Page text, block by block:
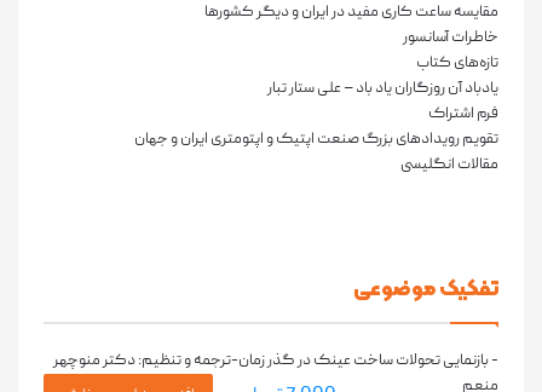
مقایسه ساعت کاری مفید در ایران و دیگر کشورها
خاطرات آسانسور
تازه‌های کتاب
یادباد آن روزگاران یاد باد – علی ستار تبار
فرم اشتراک
تقویم رویدادهای بزرگ صنعت اپتیک و اپتومتری ایران و جهان
مقالات انگلیسی
تفکیک موضوعی
- بازنمایی تحولات ساخت عینک در گذر زمان-ترجمه و تنظیم: دکتر منوچهر
منعم